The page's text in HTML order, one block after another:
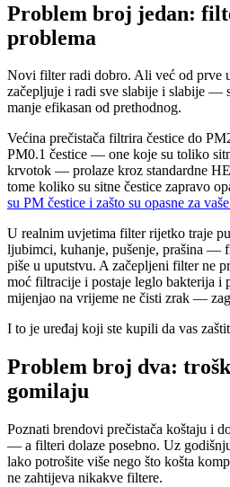
Problem broj jedan:
problema
Novi filter radi dobro. Ali već od prve
začepljuje i radi sve slabije i slabije —
manje efikasan od prethodnog.
Većina prečistača filtrira čestice do
PM0.1 čestice — one koje su toliko
krvotok — prolaze kroz standardne
tome koliko su sitne čestice zapravo
su PM čestice i zašto su opasne za
U realnim uvjetima filter rijetko traje
ljubimci, kuhanje, pušenje, prašina —
piše u uputstvu. A začepljeni filter ne
moć filtracije i postaje leglo bakterija i
mijenjao na vrijeme ne čisti zrak —
I to je uređaj koji ste kupili da vas
Problem broj dva:
gomilaju
Poznati brendovi prečistača koštaju i
— a filteri dolaze posebno. Uz
lako potrošite više nego što košta
ne zahtijeva nikakve filtere.